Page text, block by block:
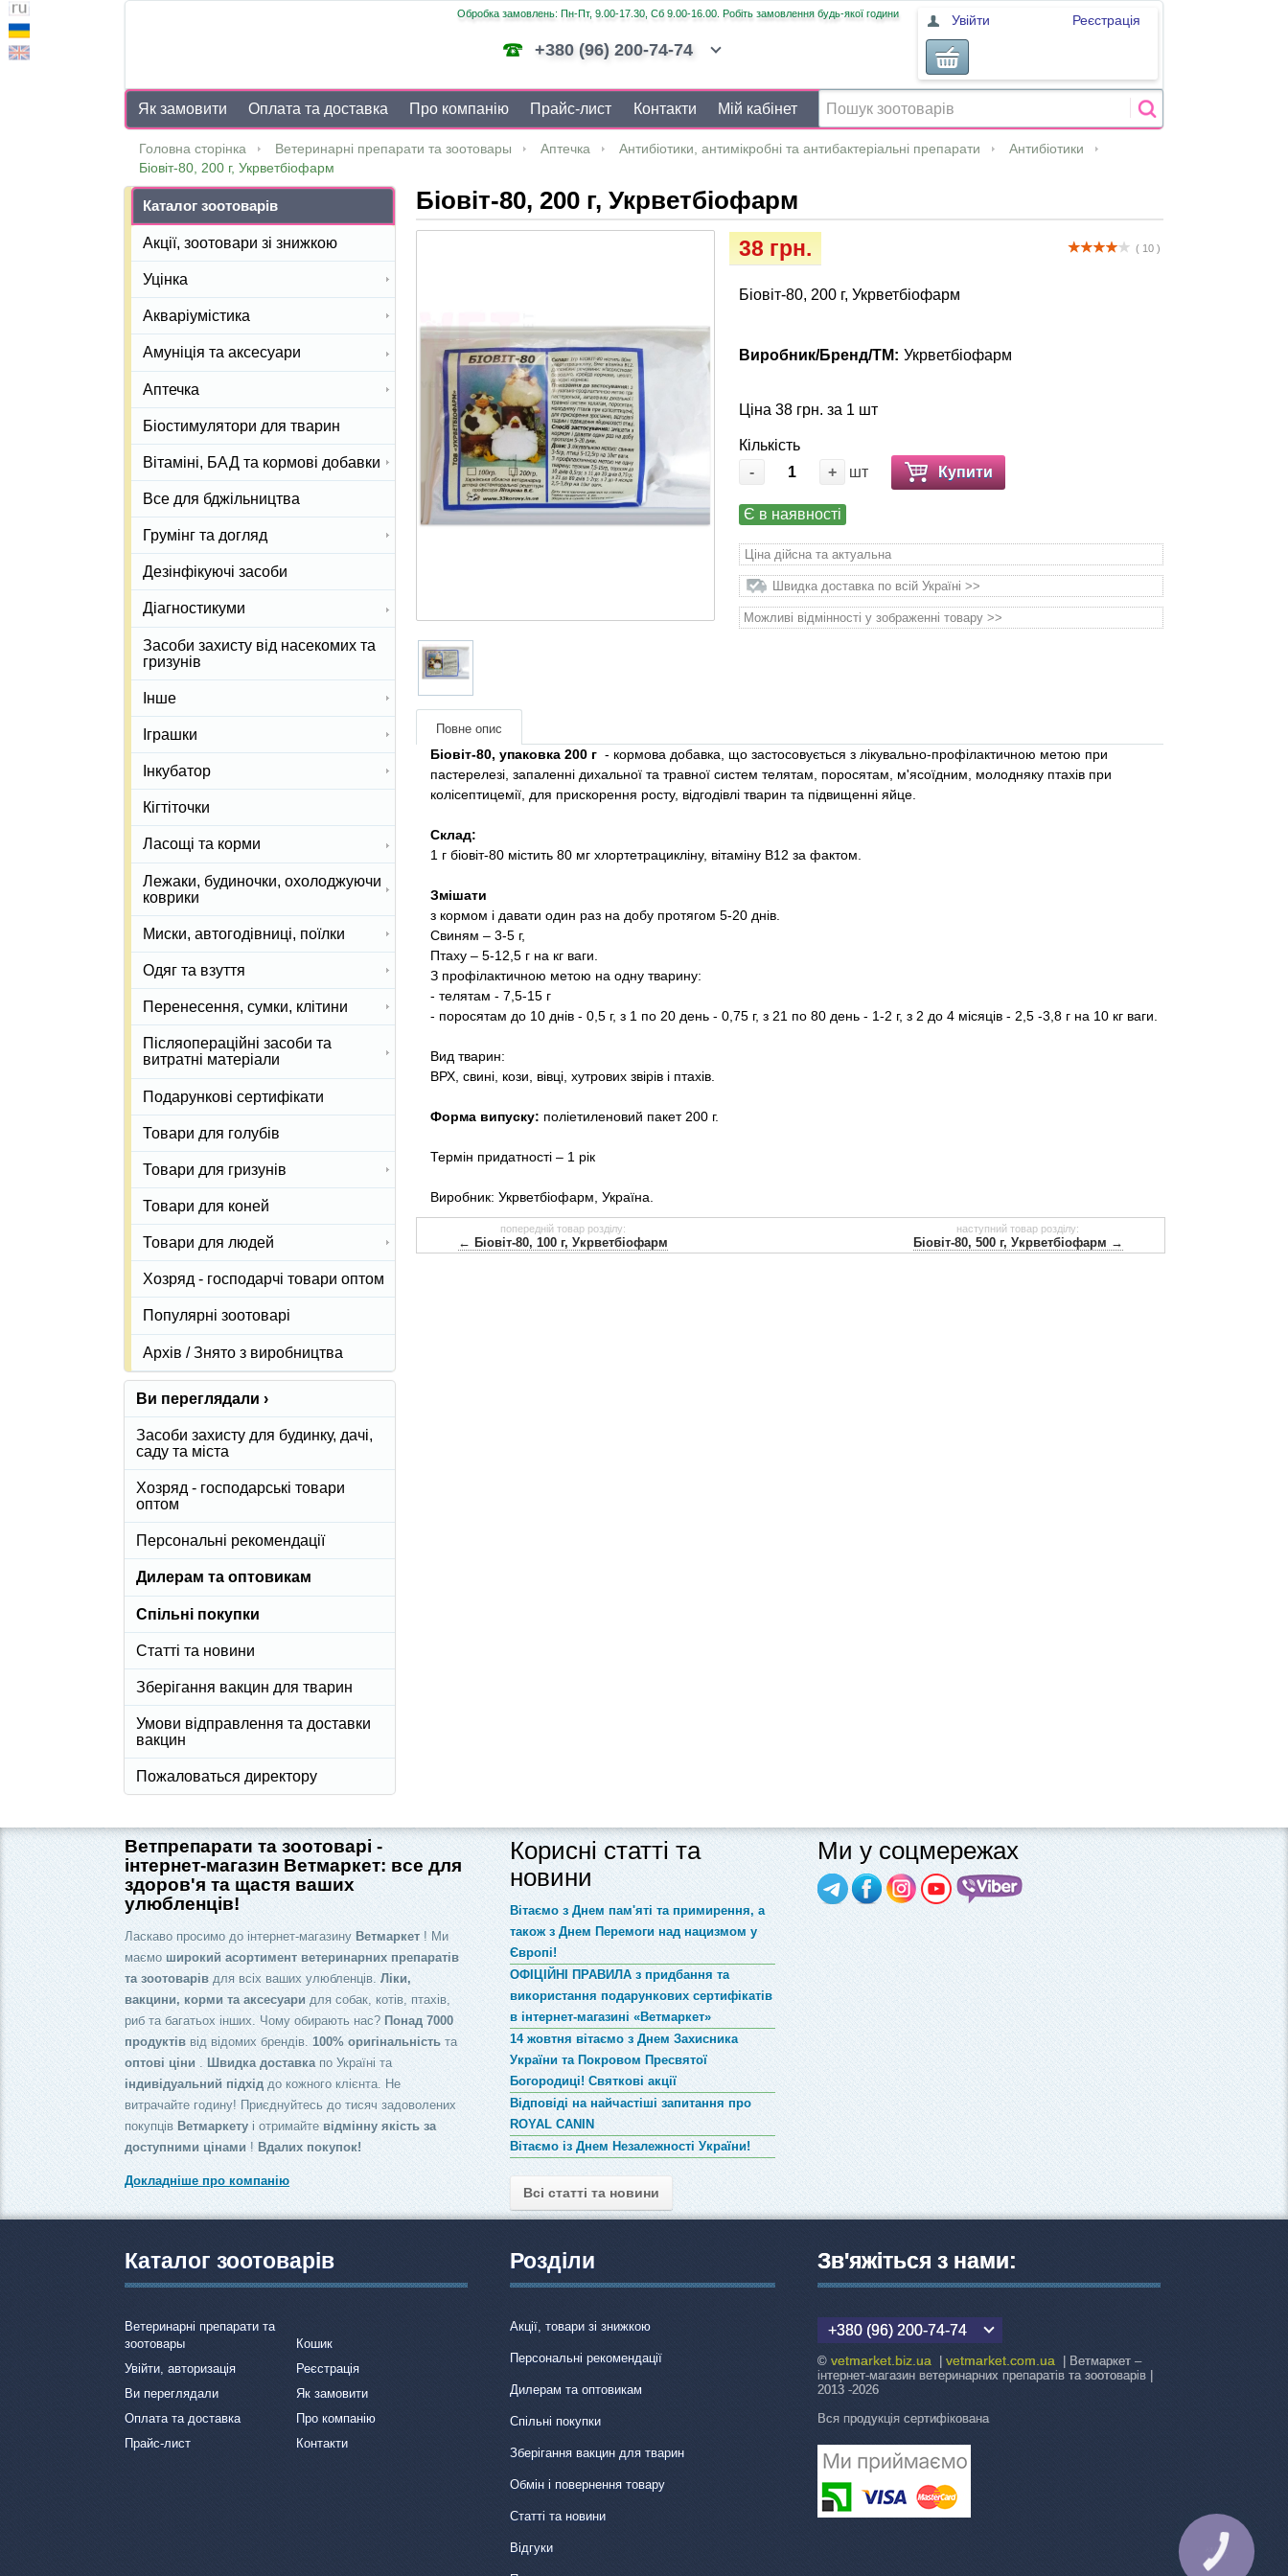
Обробка замовлень: Пн-Пт, 9.00-17.30, Сб 9.00-16.00. Робіть замовлення будь-якої години
+380 (96) 200-74-74
Увійти Реєстрація
Як замовити Оплата та доставка Про компанію Прайс-лист Контакти Мій кабінет
Головна сторінка Ветеринарні препарати та зоотовары Аптечка Антибіотики, антимікробні та антибактеріальні препарати
Антибіотики
Біовіт-80, 200 г, Укрветбіофарм
Біовіт-80, 200 г, Укрветбіофарм
( 10 )
38 грн.
Біовіт-80, 200 г, Укрветбіофарм
Виробник/Бренд/ТМ: Укрветбіофарм
Ціна 38 грн. за 1 шт
Кількість
-
+ шт Купити
Є в наявності
Ціна дійсна та актуальна
Швидка доставка по всій Україні >>
Можливі відмінності у зображенні товару >>
Повне опис
Біовіт-80, упаковка 200 г- кормова добавка, що застосовується з лікувально-профілактичною метою при
пастерелезі, запаленні дихальної та травної систем телятам, поросятам, м'ясоїдним, молодняку ​​птахів при
колісептицемії, для прискорення росту, відгодівлі тварин та підвищенні яйце.
Склад:
1 г біовіт-80 містить 80 мг хлортетрацикліну, вітаміну В12 за фактом.
Змішати
з кормом і давати один раз на добу протягом 5-20 днів.
Свиням – 3-5 г,
Птаху – 5-12,5 г на кг ваги.
З профілактичною метою на одну тварину:
- телятам - 7,5-15 г
- поросятам до 10 днів - 0,5 г, з 1 по 20 день - 0,75 г, з 21 по 80 день - 1-2 г, з 2 до 4 місяців - 2,5 -3,8 г на 10 кг ваги.
Вид тварин:
ВРХ, свині, кози, вівці, хутрових звірів і птахів.
Форма випуску: поліетиленовий пакет 200 г.
Термін придатності – 1 рік
Виробник: Укрветбіофарм, Україна.
попередній товар розділу:
← Біовіт-80, 100 г, Укрветбіофарм
наступний товар розділу:
Біовіт-80, 500 г, Укрветбіофарм →
Каталог зоотоварів
Акції, зоотовари зі знижкою
Уцінка
Акваріумістика
Амуніція та аксесуари
Аптечка
Біостимулятори для тварин
Вітаміні, БАД та кормові добавки
Все для бджільництва
Грумінг та догляд
Дезінфікуючі засоби
Діагностикуми
Засоби захисту від насекомих та
гризунів
Інше
Іграшки
Інкубатор
Кігтіточки
Ласощі та корми
Лежаки, будиночки, охолоджуючи
коврики
Миски, автогодівниці, поїлки
Одяг та взуття
Перенесення, сумки, клітини
Післяопераційні засоби та
витратні матеріали
Подарункові сертифікати
Товари для голубів
Товари для гризунів
Товари для коней
Товари для людей
Хозряд - господарчі товари оптом
Популярні зоотоварі
Архів / Знято з виробництва
Ви переглядали ›
Засоби захисту для будинку, дачі,
саду та міста
Хозряд - господарські товари
оптом
Персональні рекомендації
Дилерам та оптовикам
Спільні покупки
Статті та новини
Зберігання вакцин для тварин
Умови відправлення та доставки
вакцин
Пожаловаться директору
Ветпрепарати та зоотоварі -
інтернет-магазин Ветмаркет: все для
здоров'я та щастя ваших
улюбленців!
Ласкаво просимо до інтернет-магазину Ветмаркет ! Ми
маємоширокий асортимент ветеринарних препаратів
та зоотоварів для всіх ваших улюбленців.Ліки,
вакцини, корми та аксесуаридля собак, котів, птахів,
риб та багатьох інших. Чому обирають нас? Понад 7000
продуктів від відомих брендів.100% оригінальність та
оптові ціни. Швидка доставкапо Україні та
індивідуальний підхід до кожного клієнта. Не
витрачайте годину! Приєднуйтесь до тисяч задоволених
покупців Ветмаркетуі отримайте відмінну якість за
доступними цінами ! Вдалих покупок!
Докладніше про компанію
Корисні статті та
новини
Вітаємо з Днем пам'яті та примирення, а
також з Днем Перемоги над нацизмом у
Європі!
ОФІЦІЙНІ ПРАВИЛА з придбання та
використання подарункових сертифікатів
в інтернет-магазині «Ветмаркет»
14 жовтня вітаємо з Днем Захисника
України та Покровом Пресвятої
Богородиці! Святкові акції
Відповіді на найчастіші запитання про
ROYAL CANIN
Вітаємо із Днем Незалежності України!
Всі статті та новини
Ми у соцмережах
Каталог зоотоварів
Ветеринарні препарати та
зоотовары
Кошик
Увійти, авторизація
Реєстрація
Ви переглядали
Як замовити
Оплата та доставка
Про компанію
Прайс-лист
Контакти
Розділи
Акції, товари зі знижкою
Персональні рекомендації
Дилерам та оптовикам
Спільні покупки
Зберігання вакцин для тварин
Обмін і повернення товару
Статті та новини
Відгуки
Зв'яжіться з нами:
+380 (96) 200-74-74
©vetmarket.biz.ua |vetmarket.com.ua | Ветмаркет –
інтернет-магазин ветеринарних препаратів та зоотоварів |
2013 -2026
Вся продукція сертифікована
КНОПКА
ЗВ'ЯЗКУ